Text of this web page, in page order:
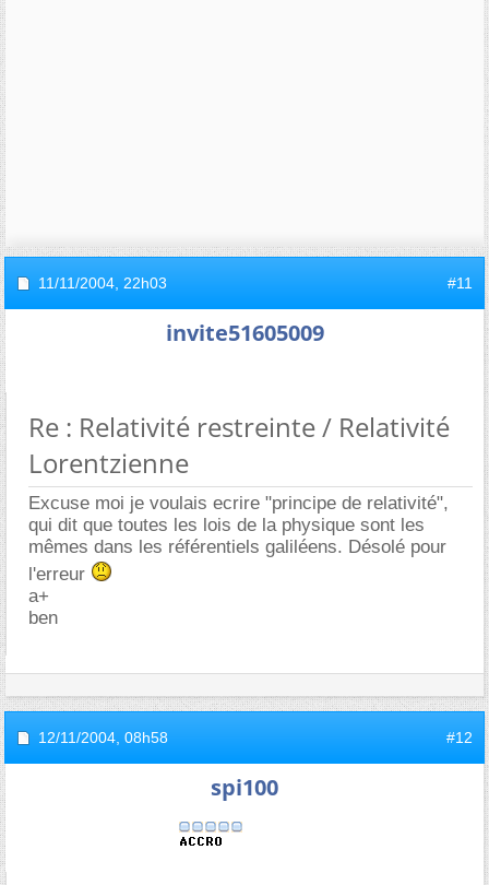
11/11/2004, 22h03 #11
invite51605009
Re : Relativité restreinte / Relativité
Lorentzienne
Excuse moi je voulais ecrire "principe de relativité",
qui dit que toutes les lois de la physique sont les
mêmes dans les référentiels galiléens. Désolé pour
l'erreur
a+
ben
12/11/2004, 08h58 #12
spi100